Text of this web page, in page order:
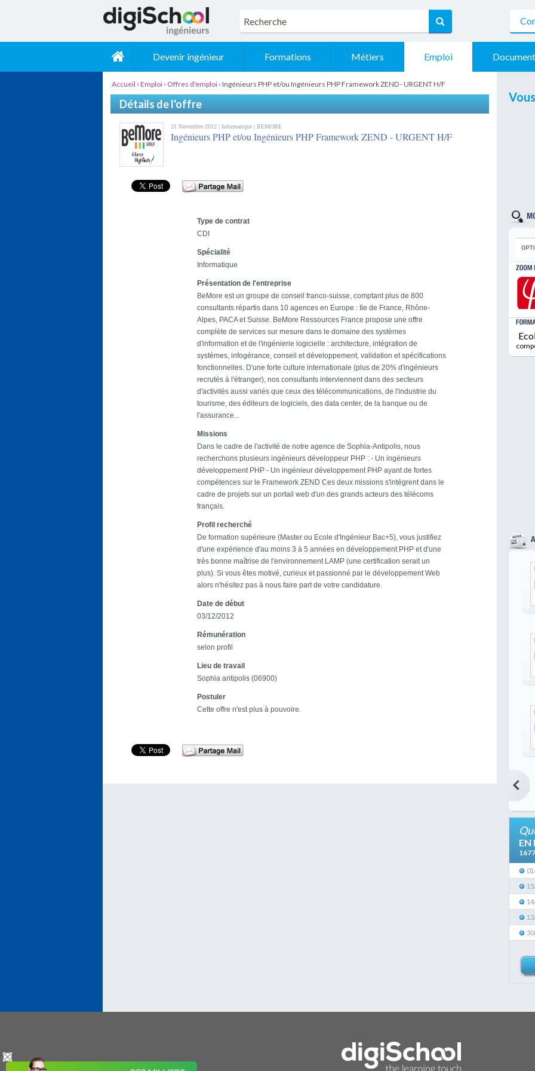
Devenir ingénieur Formations Métiers Emploi
Accueil ›Emploi › Offres d'emploi ›Ingénieurs PHP et/ou Ingénieurs PHP Framework ZEND - URGENT H/F
Détails de l'offre
21 Novembre 2012 |Informatique| BEMORE
Ingénieurs PHP et/ou Ingénieurs PHP Framework ZEND - URGENT H/F
Type de contrat
CDI
Spécialité
Informatique
Présentation de l'entreprise
BeMore est un groupe de conseil franco-suisse, comptant plus de 800
consultants répartis dans 10 agences en Europe : Ile de France, Rhône-
Alpes, PACA et Suisse. BeMore Ressources France propose une offre
complète de services sur mesure dans le domaine des systèmes
d'information et de l'ingénierie logicielle : architecture, intégration de
systèmes, infogérance, conseil et développement, validation et spécifications
fonctionnelles. D'une forte culture internationale (plus de 20% d'ingénieurs
recrutés à l'étranger), nos consultants interviennent dans des secteurs
d'activités aussi variés que ceux des télécommunications, de l'industrie du
tourisme, des éditeurs de logiciels, des data center, de la banque ou de
l'assurance...
Missions
Dans le cadre de l'activité de notre agence de Sophia-Antipolis, nous
recherchons plusieurs ingénieurs développeur PHP : - Un ingénieurs
développement PHP - Un ingénieur développement PHP ayant de fortes
compétences sur le Framework ZEND Ces deux missions s'intègrent dans le
cadre de projets sur un portail web d'un des grands acteurs des télécoms
français.
Profil recherché
De formation supérieure (Master ou Ecole d'Ingénieur Bac+5), vous justifiez
d'une expérience d'au moins 3 à 5 années en développement PHP et d'une
très bonne maîtrise de l'environnement LAMP (une certification serait un
plus). Si vous êtes motivé, curieux et passionné par le développement Web
alors n'hésitez pas à nous faire part de votre candidature.
Date de début
03/12/2012
Rémunération
selon profil
Lieu de travail
Sophia antipolis (06900)
Postuler
Cette offre n'est plus à pouvoire.
EN